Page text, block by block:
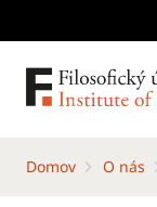
Domov O nás